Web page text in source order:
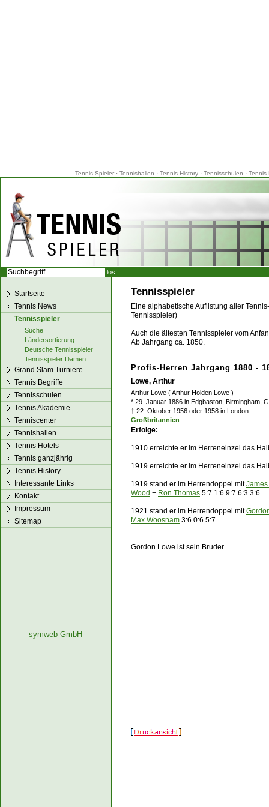
Tennis Spieler· Tennishallen · Tennis History· Tennisschulen · Tennis
Tennisspieler
Eine alphabetische Auflistung aller
Tennisspieler)
Auch die ältesten Tennisspieler vom
Ab Jahrgang ca. 1850.
Profis-Herren Jahrgang 1880 -
Lowe, Arthur
Arthur Lowe ( Arthur Holden Lowe )
* 29. Januar 1886 in Edgbaston, Birmingham,
† 22. Oktober 1956 oder 1958 in London
Großbritannien
Erfolge:
1910 erreichte er im Herreneinzel das
1919 erreichte er im Herreneinzel das
1919 stand er im Herrendoppel mit
Wood + Ron Thomas 5:7 1:6 9:7 6:3 3:6
1921 stand er im Herrendoppel mit
Max Woosnam 3:6 0:6 5:7
Gordon Lowe ist sein Bruder
Startseite
Tennis News
Tennisspieler
Suche
Ländersortierung
Deutsche Tennisspieler
Tennisspieler Damen
Grand Slam Turniere
Tennis Begriffe
Tennisschulen
Tennis Akademie
Tenniscenter
Tennishallen
Tennis Hotels
Tennis ganzjährig
Tennis History
Interessante Links
Kontakt
Impressum
Sitemap
symweb GmbH
los!